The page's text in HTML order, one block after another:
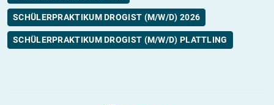
SCHÜLERPRAKTIKUM DROGIST (M/W/D) 2026
SCHÜLERPRAKTIKUM DROGIST (M/W/D) PLATTLING